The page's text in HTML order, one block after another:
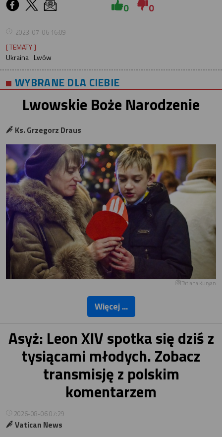
0 0
2023-07-06 16:09
[ TEMATY ]
Ukraina Lwów
WYBRANE DLA CIEBIE
Lwowskie Boże Narodzenie
Ks. Grzegorz Draus
Tatiana Kuryan
Więcej ...
Asyż: Leon XIV spotka się dziś z
tysiącami młodych. Zobacz
transmisję z polskim
komentarzem
2026-08-06 07:29
Vatican News